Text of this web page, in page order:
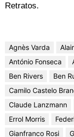
Retratos.
Agnès Varda
António Fonseca
Ben Rivers
Ben
Camilo Castelo
Claude Lanzmann
Errol Morris
Gianfranco Rosi